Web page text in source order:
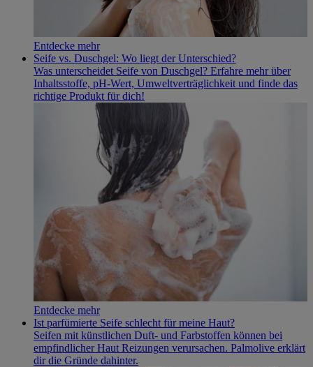
Entdecke mehr
Seife vs. Duschgel: Wo liegt der Unterschied?
Was unterscheidet Seife von Duschgel? Erfahre mehr über
Inhaltsstoffe, pH-Wert, Umweltverträglichkeit und finde das
richtige Produkt für dich!
Entdecke mehr
Ist parfümierte Seife schlecht für meine Haut?
Seifen mit künstlichen Duft- und Farbstoffen können bei
empfindlicher Haut Reizungen verursachen. Palmolive erklärt
dir die Gründe dahinter.